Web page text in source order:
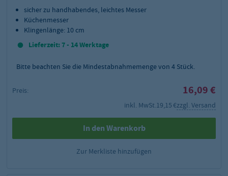
sicher zu handhabendes, leichtes Messer
Küchenmesser
Klingenlänge: 10 cm
Lieferzeit: 7 - 14 Werktage
Bitte beachten Sie die Mindestabnahmemenge von 4 Stück.
Preis: 16,09 €
inkl. MwSt.19,15 €zzgl. Versand
In den Warenkorb
Zur Merkliste hinzufügen